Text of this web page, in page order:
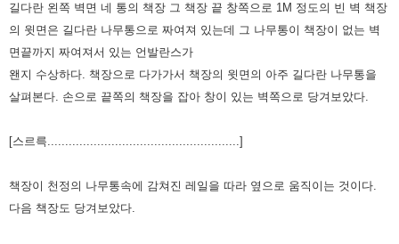
길다란 왼쪽 벽면 네 통의 책장 그 책장 끝 창쪽으로 1M 정도의 빈 벽 책장
의 윗면은 길다란 나무통으로 짜여져 있는데 그 나무통이 책장이 없는 벽
면끝까지 짜여져서 있는 언발란스가
왠지 수상하다. 책장으로 다가가서 책장의 윗면의 아주 길다란 나무통을
살펴본다. 손으로 끝쪽의 책장을 잡아 창이 있는 벽쪽으로 당겨보았다.
[스르륵......................................................]
책장이 천정의 나무통속에 감쳐진 레일을 따라 옆으로 움직이는 것이다.
다음 책장도 당겨보았다.